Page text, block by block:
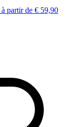
à partir de € 59,90